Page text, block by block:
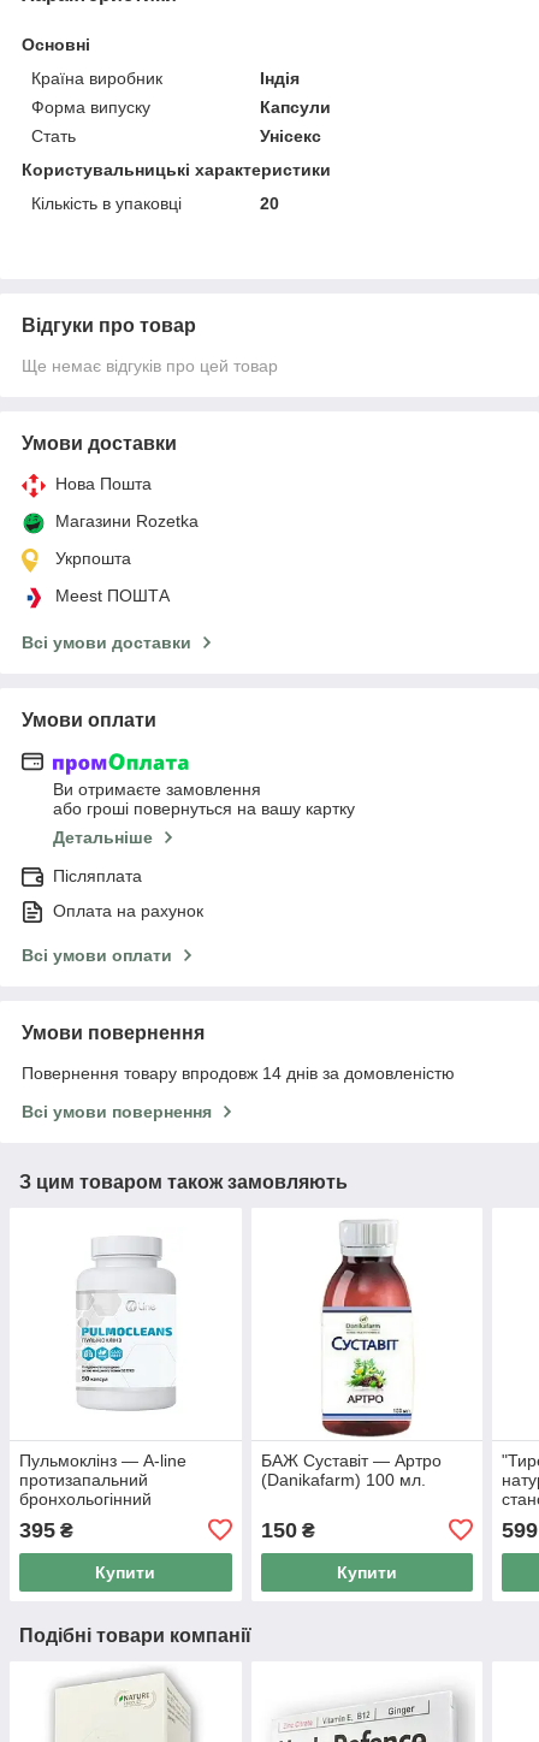
Основні
Країна виробник
Індія
Форма випуску
Капсули
Стать
Унісекс
Користувальницькі характеристики
Кількість в упаковці
20
Відгуки про товар
Ще немає відгуків про цей товар
Умови доставки
Нова Пошта
Магазини Rozetka
Укрпошта
Meest ПОШТА
Всі умови доставки
Умови оплати
Ви отримаєте замовлення
або гроші повернуться на вашу картку
Детальніше
Післяплата
Оплата на рахунок
Всі умови оплати
Умови повернення
Повернення товару впродовж 14 днів за домовленістю
Всі умови повернення
З цим товаром також замовляють
Пульмоклінз — A-line
протизапальний
бронхольогінний
фітокомплекс 90 капсул
395 ₴
Купити
БАЖ Суставіт — Артро
(Danikafarm) 100 мл.
150₴
Купити
599
Подібні товари компанії